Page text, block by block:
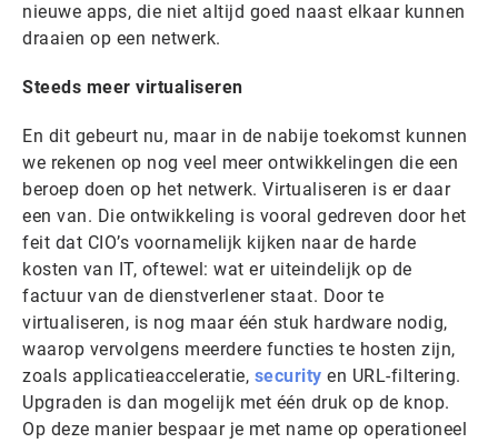
nieuwe apps, die niet altijd goed naast elkaar kunnen
draaien op een netwerk.
Steeds meer virtualiseren
En dit gebeurt nu, maar in de nabije toekomst kunnen
we rekenen op nog veel meer ontwikkelingen die een
beroep doen op het netwerk. Virtualiseren is er daar
een van. Die ontwikkeling is vooral gedreven door het
feit dat CIO’s voornamelijk kijken naar de harde
kosten van IT, oftewel: wat er uiteindelijk op de
factuur van de dienstverlener staat. Door te
virtualiseren, is nog maar één stuk hardware nodig,
waarop vervolgens meerdere functies te hosten zijn,
zoals applicatieacceleratie, security en URL-filtering.
Upgraden is dan mogelijk met één druk op de knop.
Op deze manier bespaar je met name op operationeel